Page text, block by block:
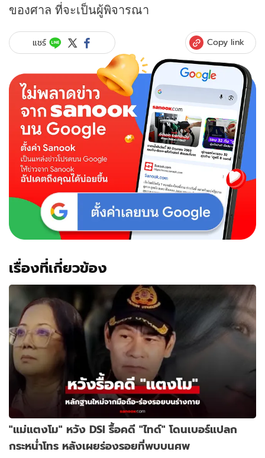
ของศาล ที่จะเป็นผู้พิจารณา
แชร์ Copy link
เรื่องที่เกี่ยวข้อง
"แม่แตงโม" หวัง DSI รื้อคดี "ไทด์" โดนเบอร์แปลก
กระหน่ำโทร หลังเผยร่องรอยที่พบบนศพ